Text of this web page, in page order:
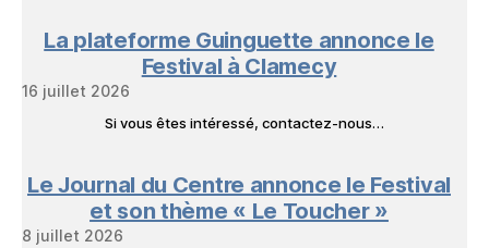
La plateforme Guinguette annonce le
Festival à Clamecy
16 juillet 2026
Si vous êtes intéressé, contactez-nous…
Le Journal du Centre annonce le Festival
et son thème « Le Toucher »
8 juillet 2026